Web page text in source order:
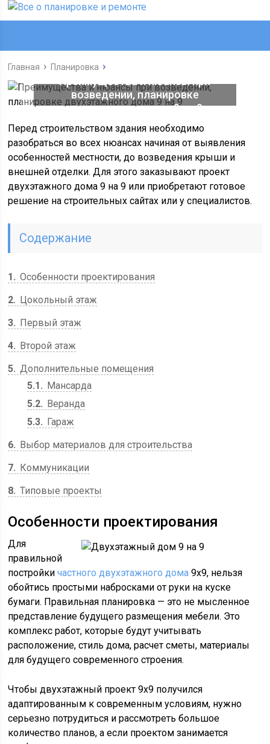
Главная Планировка
Преимущества и нюансы при
возведении, планировке
двухэтажного дома 9 на 9
Перед строительством здания необходимо
разобраться во всех нюансах начиная от выявления
особенностей местности, до возведения крыши и
внешней отделки. Для этого заказывают проект
двухэтажного дома 9 на 9 или приобретают готовое
решение на строительных сайтах или у специалистов.
Содержание
1
Особенности проектирования
2
Цокольный этаж
3
Первый этаж
4
Второй этаж
5 Дополнительные помещения
5.1
Мансарда
5.2
Веранда
5.3
Гараж
6
Выбор материалов для строительства
7
Коммуникации
8 Типовые проекты
Особенности проектирования
Для
правильной
постройкичастного двухэтажного дома 9х9, нельзя
обойтись простыми набросками от руки на куске
бумаги. Правильная планировка — это не мысленное
представление будущего размещения мебели. Это
комплекс работ, которые будут учитывать
расположение, стиль дома, расчет сметы, материалы
для будущего современного строения.
Чтобы двухэтажный проект 9х9 получился
адаптированным к современным условиям, нужно
серьезно потрудиться и рассмотреть большое
количество планов, а если проектом занимается